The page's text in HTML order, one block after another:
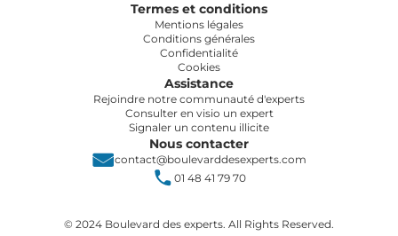
Termes et conditions
Mentions légales
Conditions générales
Confidentialité
Cookies
Assistance
Rejoindre notre communauté d'experts
Consulter en visio un expert
Signaler un contenu illicite
Nous contacter
contact@boulevarddesexperts.com
01 48 41 79 70
© 2024 Boulevard des experts. All Rights Reserved.